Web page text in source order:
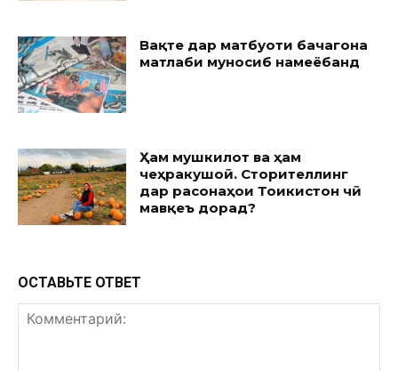
Вақте дар матбуоти бачагона
матлаби муносиб намеёбанд
Ҳам мушкилот ва ҳам
чеҳракушоӣ. Сторителлинг
дар расонаҳои Тоҷикистон чӣ
мавқеъ дорад?
ОСТАВЬТЕ ОТВЕТ